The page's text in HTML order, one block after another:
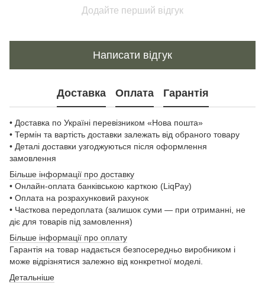
Додайте перший відгук
Написати відгук
Доставка Оплата Гарантія
• Доставка по Україні перевізником «Нова пошта»
• Термін та вартість доставки залежать від обраного товару
• Деталі доставки узгоджуються після оформлення
замовлення
Більше інформації про доставку
• Онлайн-оплата банківською карткою (LiqPay)
• Оплата на розрахунковий рахунок
• Часткова передоплата (залишок суми — при отриманні, не
діє для товарів під замовлення)
Більше інформації про оплату
Гарантія на товар надається безпосередньо виробником і
може відрізнятися залежно від конкретної моделі.
Детальніше